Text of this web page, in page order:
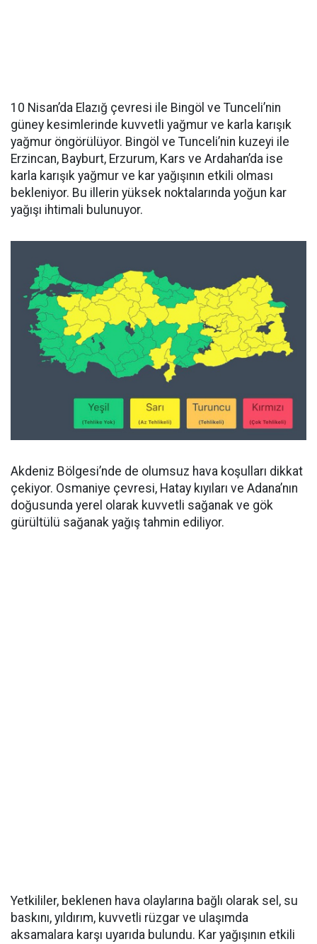
10 Nisan’da Elazığ çevresi ile Bingöl ve Tunceli’nin
güney kesimlerinde kuvvetli yağmur ve karla karışık
yağmur öngörülüyor. Bingöl ve Tunceli’nin kuzeyi ile
Erzincan, Bayburt, Erzurum, Kars ve Ardahan’da ise
karla karışık yağmur ve kar yağışının etkili olması
bekleniyor. Bu illerin yüksek noktalarında yoğun kar
yağışı ihtimali bulunuyor.
Akdeniz Bölgesi’nde de olumsuz hava koşulları dikkat
çekiyor. Osmaniye çevresi, Hatay kıyıları ve Adana’nın
doğusunda yerel olarak kuvvetli sağanak ve gök
gürültülü sağanak yağış tahmin ediliyor.
Yetkililer, beklenen hava olaylarına bağlı olarak sel, su
baskını, yıldırım, kuvvetli rüzgar ve ulaşımda
aksamalara karşı uyarıda bulundu. Kar yağışının etkili